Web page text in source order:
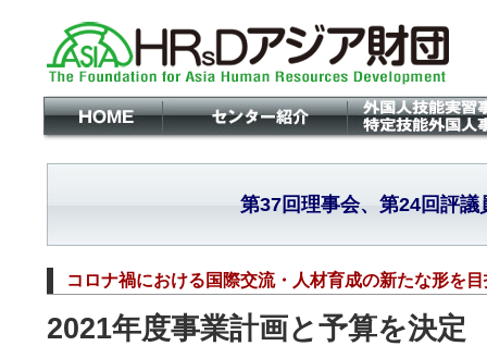
第37回理事会、第24回評議
コロナ禍における国際交流・人材育成の新たな形を
2021年度事業計画と予算を決定